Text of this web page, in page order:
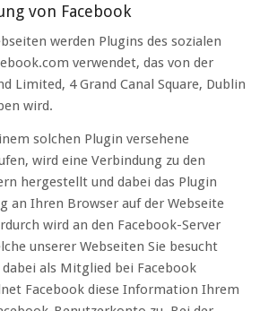
von Facebook
werden Plugins des sozialen
verwendet, das von der
Limited, 4 Grand Canal Square, Dublin
wird.
solchen Plugin versehene
wird eine Verbindung zu den
hergestellt und dabei das Plugin
an Ihren Browser auf der Webseite
wird an den Facebook-Server
unserer Webseiten Sie besucht
dabei als Mitglied bei Facebook
Facebook diese Information Ihrem